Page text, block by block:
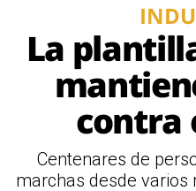
La
contra
Centenares de
marchas desde varios